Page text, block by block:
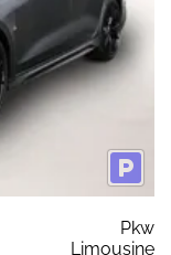
Pkw
Limousine